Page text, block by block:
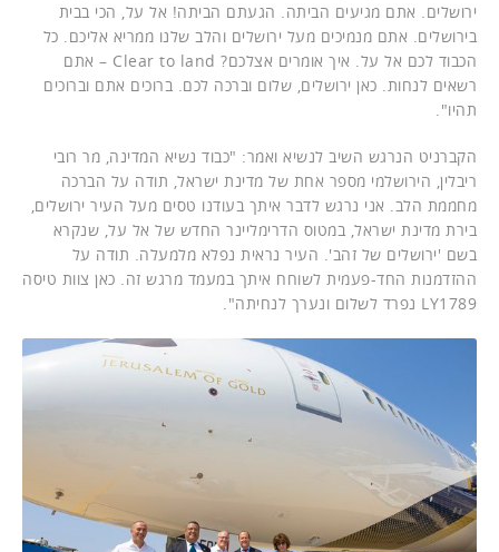
ירושלים. אתם מגיעים הביתה. הגעתם הביתה! אל על, הכי בבית
בירושלים. אתם מנמיכים מעל ירושלים והלב שלנו ממריא אליכם. כל
הכבוד לכם אל על. איך אומרים אצלכם? Clear to land – אתם
רשאים לנחות. כאן ירושלים, שלום וברכה לכם. ברוכים אתם וברוכים
תהיו".
הקברניט הנרגש השיב לנשיא ואמר: "כבוד נשיא המדינה, מר רובי
ריבלין, הירושלמי מספר אחת של מדינת ישראל, תודה על הברכה
מחממת הלב. אני נרגש לדבר איתך בעודנו טסים מעל העיר ירושלים,
בירת מדינת ישראל, במטוס הדרימליינר החדש של אל על, שנקרא
בשם 'ירושלים של זהב'. העיר נראית נפלא מלמעלה. תודה על
ההזדמנות החד-פעמית לשוחח איתך במעמד מרגש זה. כאן צוות טיסה
LY1789 נפרד לשלום ונערך לנחיתה".